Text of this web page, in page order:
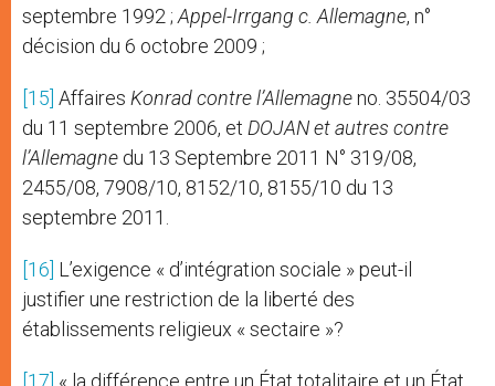
septembre 1992 ; Appel-Irrgang c. Allemagne, n°
décision du 6 octobre 2009 ;
[15] Affaires Konrad contre l’Allemagneno. 35504/03
du 11 septembre 2006, et DOJAN et autres contre
l’Allemagne du 13 Septembre 2011 N° 319/08,
2455/08, 7908/10, 8152/10, 8155/10 du 13
septembre 2011.
[16] L’exigence « d’intégration sociale » peut-il
justifier une restriction de la liberté des
établissements religieux « sectaire »?
[17] « la différence entre un État totalitaire et un État